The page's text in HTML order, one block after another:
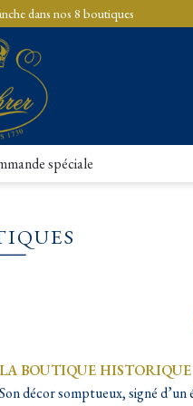
spéciale
dans nos 8 boutiques
LA BOUTIQUE HISTORIQUE
Son décor somptueux, signé d’un